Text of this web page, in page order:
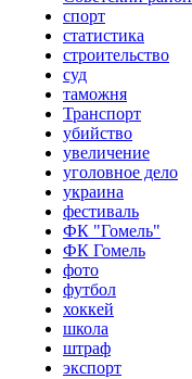
спорт
статистика
строительство
суд
таможня
Транспорт
убийство
увеличение
уголовное дело
украина
фестиваль
ФК "Гомель"
ФК Гомель
фото
футбол
хоккей
школа
штраф
экспорт